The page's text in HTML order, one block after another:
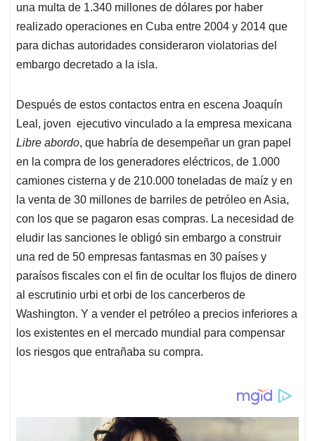
una multa de 1.340 millones de dólares por haber
realizado operaciones en Cuba entre 2004 y 2014 que
para dichas autoridades consideraron violatorias del
embargo decretado a la isla.
Después de estos contactos entra en escena Joaquín
Leal, joven ejecutivo vinculado a la empresa mexicana
Libre abordo, que habría de desempeñar un gran papel
en la compra de los generadores eléctricos, de 1.000
camiones cisterna y de 210.000 toneladas de maíz y en
la venta de 30 millones de barriles de petróleo en Asia,
con los que se pagaron esas compras. La necesidad de
eludir las sanciones le obligó sin embargo a construir
una red de 50 empresas fantasmas en 30 países y
paraísos fiscales con el fin de ocultar los flujos de dinero
al escrutinio urbi et orbi de los cancerberos de
Washington. Y a vender el petróleo a precios inferiores a
los existentes en el mercado mundial para compensar
los riesgos que entrañaba su compra.